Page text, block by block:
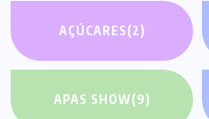
AÇÚCARES(2)
APAS SHOW(9)